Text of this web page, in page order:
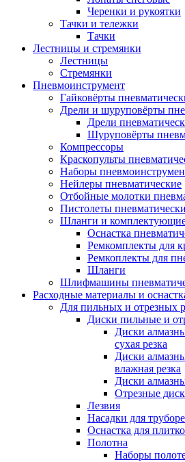
Черенки и рукоятки
Тачки и тележки
Тачки
Лестницы и стремянки
Лестницы
Стремянки
Пневмоинструмент
Гайковёрты
Дрели и шуруповёрты
Дрели
Шуруповёрты
Компрессоры
Краскопульты
Наборы
Нейлеры пневматические
Отбойные молотки
Пистолеты
Шланги и
Оснастка
Ремкомплекты для
Ремкоплекты для
Шланги
Шлифмашины
Расходные материалы и
Для пильных и отрезных
Диски пильные и
Диски
сухая резка
Диски
влажная резка
Диски
Отрезные
Лезвия
Насадки для
Оснастка для
Полотна
Наборы